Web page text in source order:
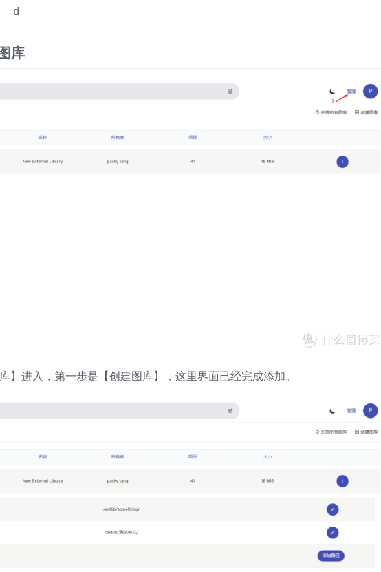
-d
库
】进入，第一步是【创建图库】，这里界面已经完成添加。